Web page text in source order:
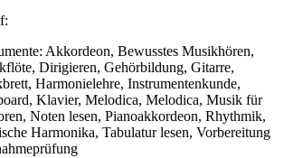
Akkordeon, Bewusstes Musikhören,
Dirigieren, Gehörbildung, Gitarre,
Harmonielehre, Instrumentenkunde,
Klavier, Melodica, Melodica, Musik für
Noten lesen, Pianoakkordeon, Rhythmik,
Harmonika, Tabulatur lesen, Vorbereitung